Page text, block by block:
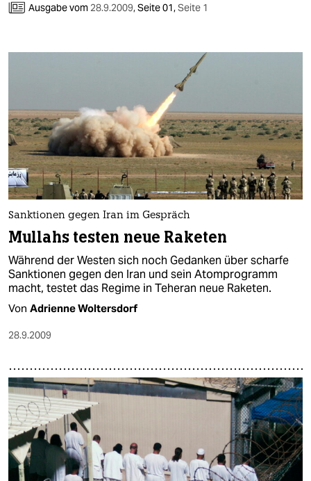
Ausgabe vom 28.9.2009,Seite 01,Seite 1
Sanktionen gegen Iran im Gespräch
Mullahs testen neue Raketen
Während der Westen sich noch Gedanken über scharfe
Sanktionen gegen den Iran und sein Atomprogramm
macht, testet das Regime in Teheran neue Raketen.
Von Adrienne Woltersdorf
28.9.2009